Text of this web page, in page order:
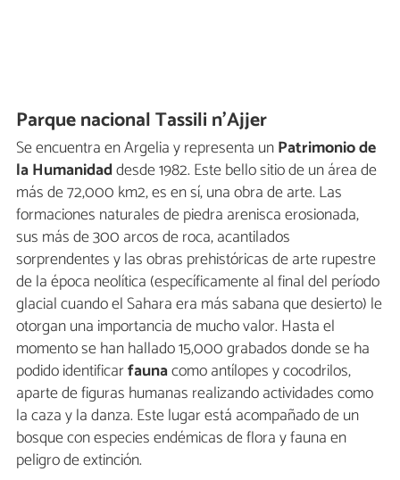
Parque nacional Tassili n'Ajjer
Se encuentra en Argelia y representa unPatrimonio de
la Humanidaddesde 1982. Este bello sitio de un área de
más de 72,000 km2, es en sí, una obra de arte. Las
formaciones naturales de piedra arenisca erosionada,
sus más de 300 arcos de roca, acantilados
sorprendentes y las obras prehistóricas de arte rupestre
de la época neolítica (específicamente al final del período
glacial cuando el Sahara era más sabana que desierto) le
otorgan una importancia de mucho valor. Hasta el
momento se han hallado 15,000 grabados donde se ha
podido identificarfaunacomo antílopes y cocodrilos,
aparte de figuras humanas realizando actividades como
la caza y la danza. Este lugar está acompañado de un
bosque con especies endémicas de flora y fauna en
peligro de extinción.